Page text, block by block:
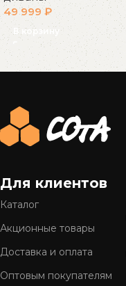
49 999₽
В корзину
Read More
Для клиентов
Каталог
Акционные товары
Доставка и оплата
Оптовым покупателям